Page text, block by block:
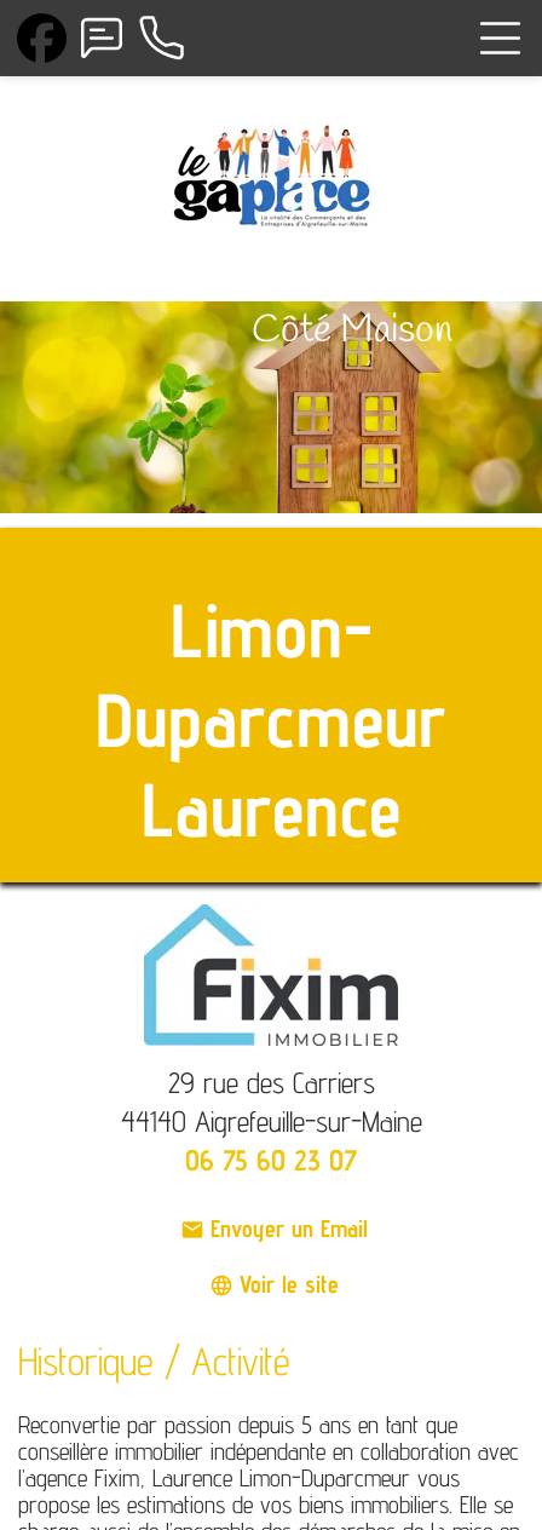
Côté Maison
Limon-
Duparcmeur
Laurence
29 rue des Carriers
44140 Aigrefeuille-sur-Maine
06 75 60 23 07
mail Envoyer un Email
language Voir le site
Historique / Activité
Reconvertie par passion depuis 5 ans en tant que
conseillère immobilier indépendante en collaboration avec
l’agence Fixim, Laurence Limon-Duparcmeur vous
propose les estimations de vos biens immobiliers. Elle se